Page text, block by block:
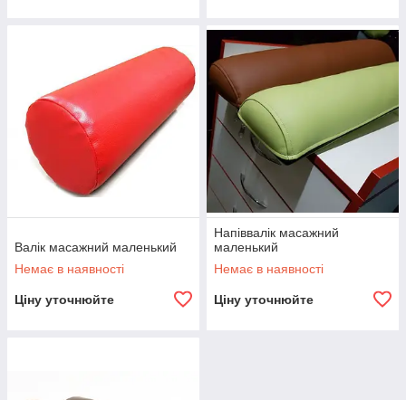
Валік масажний маленький
Немає в наявності
Ціну уточнюйте
Напіввалік масажний
маленький
Немає в наявності
Ціну уточнюйте